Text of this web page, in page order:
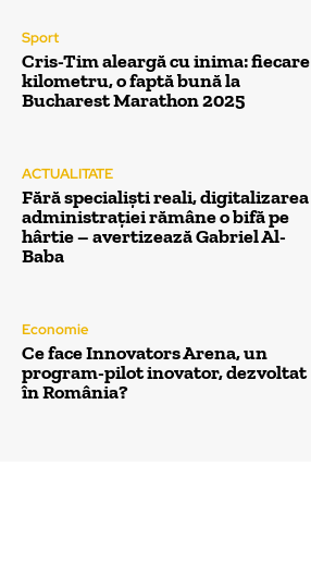
Sport
Cris-Tim aleargă cu inima: fiecare
kilometru, o faptă bună la
Bucharest Marathon 2025
ACTUALITATE
Fără specialiști reali, digitalizarea
administrației rămâne o bifă pe
hârtie – avertizează Gabriel Al-
Baba
Economie
Ce face Innovators Arena, un
program-pilot inovator, dezvoltat
în România?